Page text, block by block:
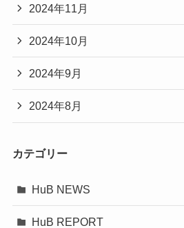
2024年11月
2024年10月
2024年9月
2024年8月
カテゴリー
HuB NEWS
HuB REPORT